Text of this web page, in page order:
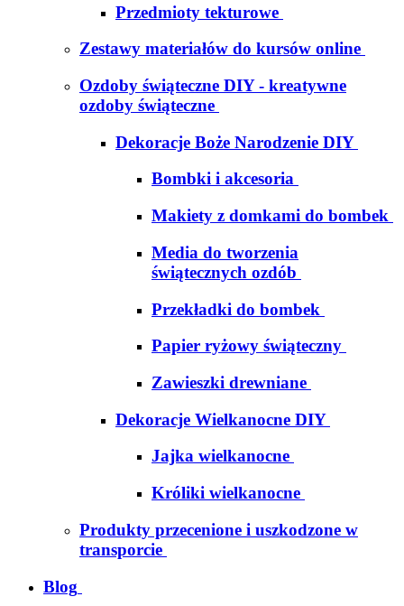
Przedmioty tekturowe
Zestawy materiałów do kursów online
Ozdoby świąteczne DIY - kreatywne
ozdoby świąteczne
Dekoracje Boże Narodzenie DIY
Bombki i akcesoria
Makiety z domkami do bombek
Media do tworzenia
świątecznych ozdób
Przekładki do bombek
Papier ryżowy świąteczny
Zawieszki drewniane
Dekoracje Wielkanocne DIY
Jajka wielkanocne
Króliki wielkanocne
Produkty przecenione i uszkodzone w
transporcie
Blog